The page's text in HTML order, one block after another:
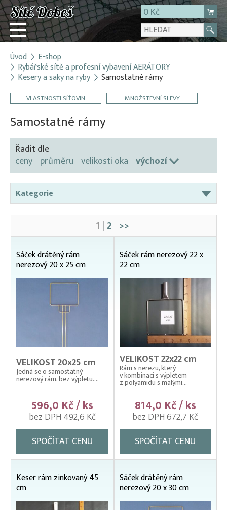
0 Kč
Přihlásit
Registrace
E-shop
O firmě
Kontakt
Úvod E-shop
Rybářské sítě a profesní vybavení AERÁTORY
Kesery a saky na ryby Samostatné rámy
VLASTNOSTI SÍŤOVIN MNOŽSTEVNÍ SLEVY
Samostatné rámy
Řadit dle
ceny průměru velikosti oka výchozí
Kategorie
Kesery a saky na ryby
Dřevěné násady
Kesery, saky na ryby NEREZOVÉ
Kesery, saky na ryby ZINKOVANÉ
Sáčky drátěné NEREZOVÉ
Samostatné rámy
Rámy drátěné nerezové
Rámy nerezové
Rámy zinkované
Výplety – síťky pro kesery, saky
Kolíbky – klecové plovoucí odchovny
Kolíbky – krycí sítě na kolíbky
Kolíbky/haltýře jednoduché závěsné (klecové sítě)
Krycí sítě na kádě a bazény
1 2 >>
Sáček drátěný rám
nerezový 20 x 25 cm
VELIKOST 20x25 cm
Jedná se o samostatný
nerezový rám, bez výpletu....
596,0 Kč / ks
bez DPH 492,6 Kč
SPOČÍTAT CENU
Sáček rám nerezový 22 x
22 cm
VELIKOST 22x22 cm
Rám s nerezu, který
v kombinaci s výpletem
z polyamidu s malými...
814,0 Kč / ks
bez DPH 672,7 Kč
SPOČÍTAT CENU
Keser rám zinkovaný 45
cm
Sáček drátěný rám
nerezový 20 x 30 cm